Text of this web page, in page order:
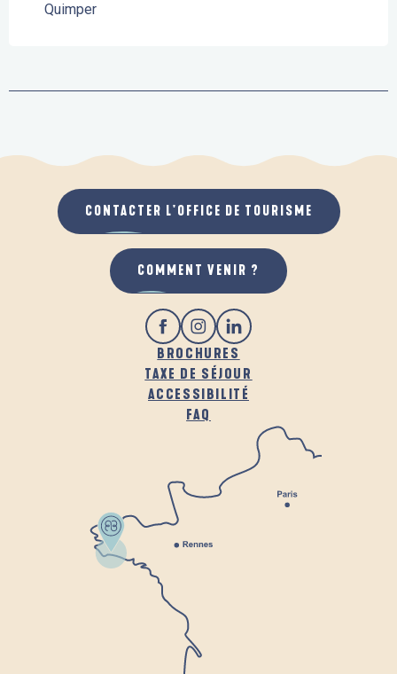
Quimper
BROCHURES
TAXE DE SÉJOUR
ACCESSIBILITÉ
FAQ
CONTACTER L'OFFICE DE TOURISME
COMMENT VENIR ?